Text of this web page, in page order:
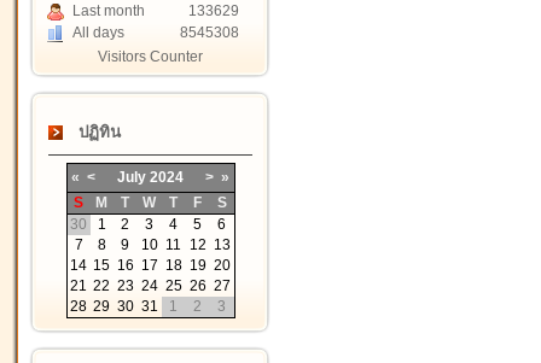
Last month
133629
All days
8545308
Visitors Counter
ปฏิทิน
« < July 2024 > »
S
M T W T F
S
30
1 2 3 4 5
6
7
8 9 10 11 12 13
14 15 16 17 18 19 20
21 22 23 24 25 26 27
28 29 30 31 1 2 3